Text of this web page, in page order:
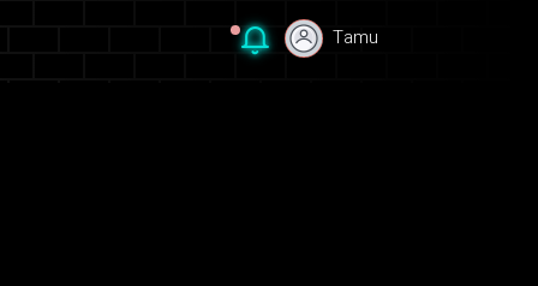
Tamu